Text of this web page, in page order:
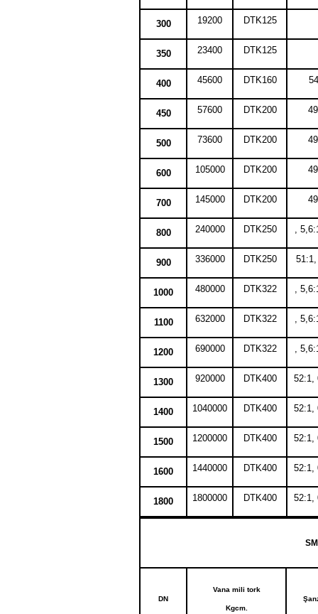
300 19200 DTK125
350 23400 DTK125
400 45600 DTK160
450 57600 DTK200
500 73600 DTK200
600 105000 DTK200
700 145000 DTK200
800 240000 DTK250 ,
900 336000 DTK250
1000 480000 DTK322 ,
1100 632000 DTK322 ,
1200 690000 DTK322 ,
1300 920000 DTK400 52:1,
1400 1040000 DTK400 52:1,
1500 1200000 DTK400 52:1,
1600 1440000 DTK400 52:1,
1800 1800000 DTK400 52:1,
DN
Vana mili tork
Kgcm.